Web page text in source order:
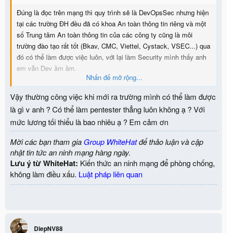
Đúng là đọc trên mạng thì quy trình sẽ là DevOpsSec nhưng hiện
tại các trường ĐH đều đã có khoa An toàn thông tin riêng và một
số Trung tâm An toàn thông tin của các công ty cũng là môi
trường đào tạo rất tốt (Bkav, CMC, Viettel, Cystack, VSEC...) qua
đó có thể làm được việc luôn, với lại làm Security mình thấy anh
em vẫn Dev ầm ầm.
làm trong ngành ATTT, các nhân viên bên Trung tâm mình đa
phần không có các chứng chỉ CEH, OSCP... thậm chí không có
bằng ĐH.
Chỉ cần bạn làm được việc + được cồng đồng đánh giá cao là OK
(thông qua việc tham gia các group, các cuộc thi CTF, các Hall of
Fame của các chương trình Bug Bounty...)
Nhấn để mở rộng...
Vậy thường công việc khi mới ra trường mình có thể làm được
là gì v anh ? Có thể làm pentester thẳng luôn không ạ ? Với
mức lương tối thiểu là bao nhiêu ạ ? Em cảm ơn
Mời các bạn tham gia Group WhiteHatđể thảo luận và cập
nhật tin tức an ninh mạng hàng ngày.
Lưu ý từ WhiteHat: Kiến thức an ninh mạng để phòng chống,
không làm điều xấu. Luật pháp liên quan
DiepNV88